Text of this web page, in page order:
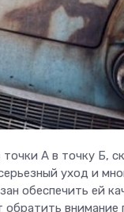
А в точку Б,
уход и
обеспечить ей
внимание